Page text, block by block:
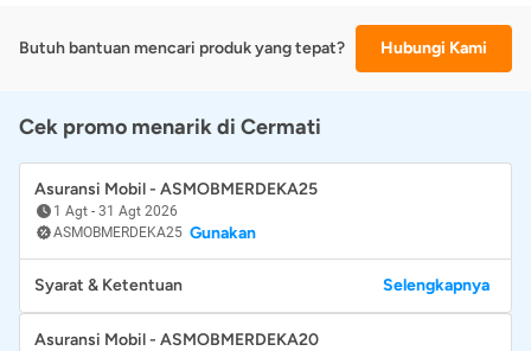
Butuh bantuan mencari produk yang tepat? Hubungi Kami
Cek promo menarik di Cermati
Asuransi Mobil - ASMOBMERDEKA25
1 Agt - 31 Agt 2026
ASMOBMERDEKA25 Gunakan
Syarat & Ketentuan Selengkapnya
Asuransi Mobil - ASMOBMERDEKA20